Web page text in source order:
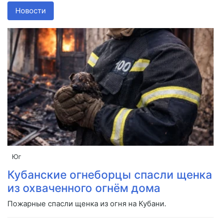
Новости
Юг
Кубанские огнеборцы спасли щенка
из охваченного огнём дома
Пожарные спасли щенка из огня на Кубани.